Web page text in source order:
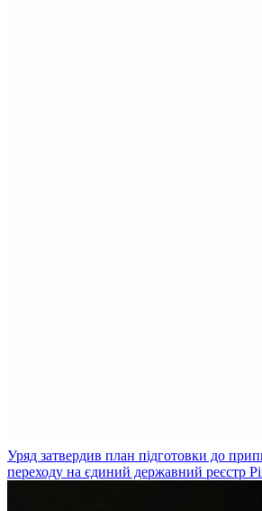
Уряд затвердив план підготовки до
переходу на єдиний державний реєстр